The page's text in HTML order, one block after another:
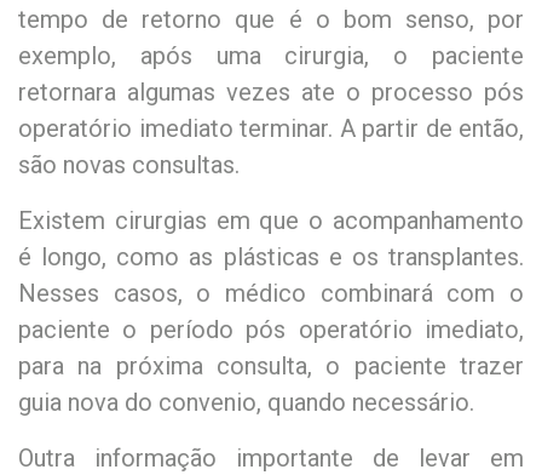
tempo de retorno que é o bom senso, por
exemplo, após uma cirurgia, o paciente
retornara algumas vezes ate o processo pós
operatório imediato terminar. A partir de então,
são novas consultas.
Existem cirurgias em que o acompanhamento
é longo, como as plásticas e os transplantes.
Nesses casos, o médico combinará com o
paciente o período pós operatório imediato,
para na próxima consulta, o paciente trazer
guia nova do convenio, quando necessário.
Outra informação importante de levar em